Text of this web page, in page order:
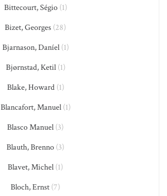
Bittecourt, Ségio(1)
Bizet, Georges (28)
Bjarnason, Daníel(1)
Bjørnstad, Ketil(1)
Blake, Howard(1)
Blancafort, Manuel(1)
Blasco Manuel (3)
Blauth, Brenno (3)
Blavet, Michel (1)
Bloch, Ernst (7)